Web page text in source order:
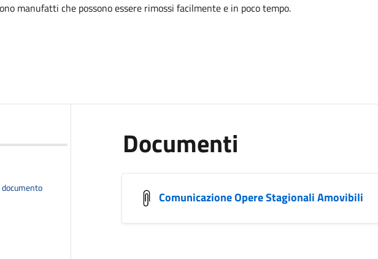
manufatti che possono essere rimossi facilmente e in poco tempo.
Documenti
Comunicazione Opere Stagionali Amovibili